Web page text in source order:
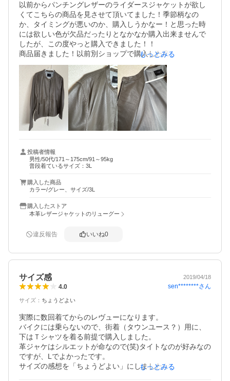
以前からパンチングレザーのライダースジャケットが欲し
くてこちらの商品を見させて頂いてました！季節柄なの
か、タイミングが悪いのか、購入しうかなー！と思った時
には欲しい色が欠品だったりとなかなか購入出来ませんで
したが、この度やっと購入できました！！
商品届きました！以前別ショップで購入した商品の様な品
質の物をイメージしていましたが、メチャクチャよいで
す！！思っていた物より生地は薄手で、インナーによって
夏でも羽織れそうです。175センチ90キロの僕で3Lメッチ
ャサイズ感も良いです！とても丁寧な梱包中にはレザーの
お手入れの仕方等々，とても親切な案内が入っていまし
た。
こちらの商品なんと永久品質保証制度というものがあり。
メルマガ登録すると経年による劣化やファスナー等の不具
う！！素晴らしい！まさに一生物となる商品に巡り会えま
した！同商品の多色や他製品も気になるっているので、間
違いなくまた購入させていただきます！購入してマジで良
かったです！
もっとみる
投稿者情報
男性/50代/171～175cm/91～95kg
普段着ているサイズ：3L
購入した商品
カラー/グレー、サイズ/3L
購入したストア
本革レザージャケットのリューグー
違反報告 いいね0
サイズ感 2019/04/18
4.0 sen********さん
サイズ ： ちょうどよい
実際に数回着てからのレヴューになります。
バイクには乗らないので、街着（タウンユース？）用に、
下はＴシャツを着る前提で購入しました。
革ジャケはシルエットが命なので(笑)タイトなのが好みなの
ですが、Lでよかったです。
サイズの感想を「ちょうどよい」にしましたが、実際は
もっとみる